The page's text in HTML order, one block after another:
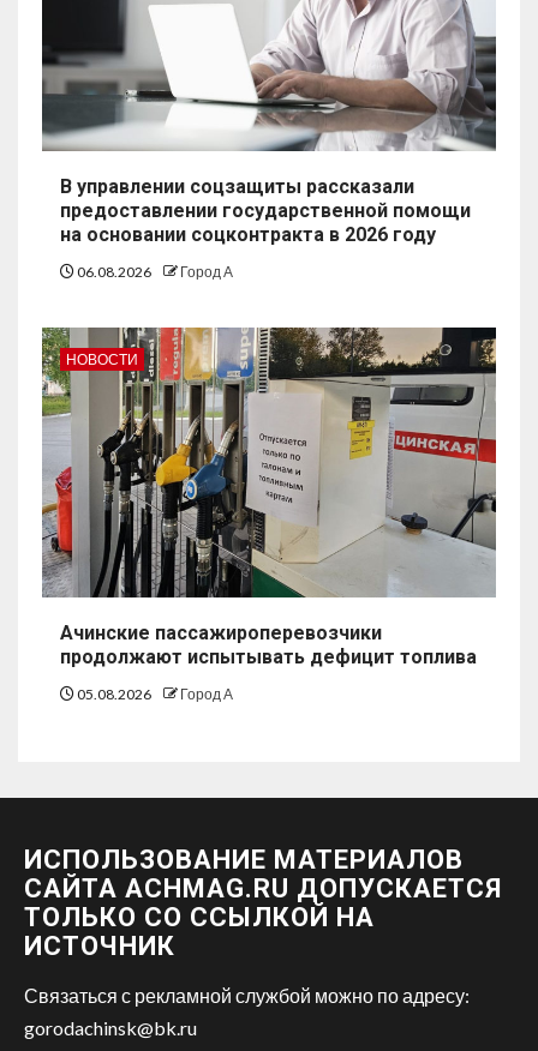
В управлении соцзащиты рассказали
предоставлении государственной помощи
на основании соцконтракта в 2026 году
06.08.2026 Город А
НОВОСТИ
Ачинские пассажироперевозчики
продолжают испытывать дефицит топлива
05.08.2026 Город А
ИСПОЛЬЗОВАНИЕ МАТЕРИАЛОВ
САЙТА ACHMAG.RU ДОПУСКАЕТСЯ
ТОЛЬКО СО ССЫЛКОЙ НА
ИСТОЧНИК
Связаться с рекламной службой можно по адресу:
gorodachinsk@bk.ru